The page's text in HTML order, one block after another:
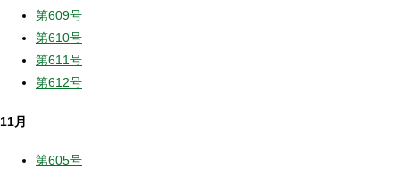
第609号
第610号
第611号
第612号
11月
第605号